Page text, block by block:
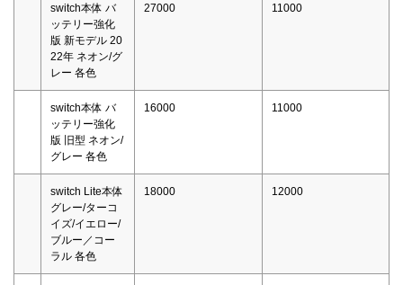
switch本体 バ
ッテリー強化
版 新モデル 20
22年 ネオン/グ
レー 各色
27000 11000
switch本体 バ
ッテリー強化
版 旧型 ネオン/
グレー 各色
16000 11000
switch Lite本体
グレー/ターコ
イズ/イエロー/
ブルー／コー
ラル 各色
18000 12000